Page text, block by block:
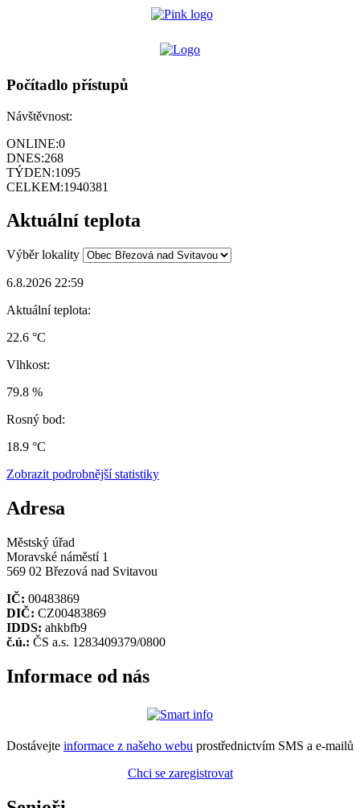
Počítadlo přístupů
Návštěvnost:
ONLINE:0
DNES:268
TÝDEN:1095
CELKEM:1940381
Aktuální teplota
Výběr lokality
6.8.2026 22:59
Aktuální teplota:
22.6 °C
Vlhkost:
79.8 %
Rosný bod:
18.9 °C
Zobrazit podrobnější statistiky
Adresa
Městský úřad
Moravské náměstí 1
569 02 Březová nad Svitavou
IČ: 00483869
DIČ: CZ00483869
IDDS: ahkbfb9
č.ú.: ČS a.s. 1283409379/0800
Informace od nás
Dostávejte informace z našeho webu prostřednictvím SMS a e-mailů
Chci se zaregistrovat